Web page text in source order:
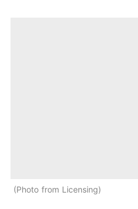
Photo from Licensing